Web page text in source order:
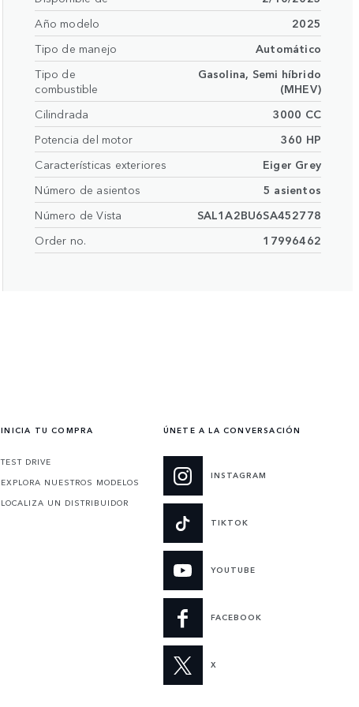
Año modelo
2025
Tipo de manejo
Automático
Tipo de
combustible
Gasolina, Semi híbrido
(MHEV)
Cilindrada
3000 CC
Potencia del motor
360 HP
Características exteriores
Eiger Grey
Número de asientos
5 asientos
Número de Vista
SAL1A2BU6SA452778
Order no.
17996462
INICIA TU COMPRA
TEST DRIVE
EXPLORA NUESTROS MODELOS
LOCALIZA UN DISTRIBUIDOR
ÚNETE A LA CONVERSACIÓN
INSTAGRAM
TIKTOK
YOUTUBE
FACEBOOK
X